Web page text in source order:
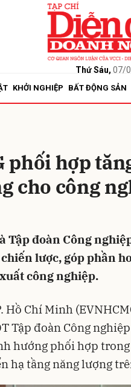
Thứ Sáu, 07/
KHỞI NGHIỆP BẤT ĐỘNG SẢN
phối hợp
cho công
Tập đoàn Công
lược, góp phần
công nghiệp.
Hồ Chí Minh
Tập đoàn Công
hướng phối hợp
hạ tầng năng lượng